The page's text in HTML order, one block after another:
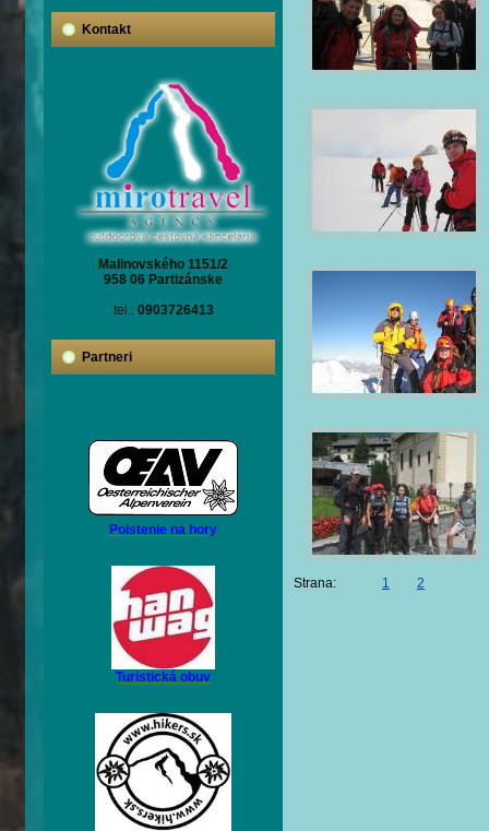
Kontakt
Malinovského 1151/2
958 06 Partizánske
tel.: 0903726413
Partneri
Poistenie na hory
Turistická obuv
Strana: 1 2